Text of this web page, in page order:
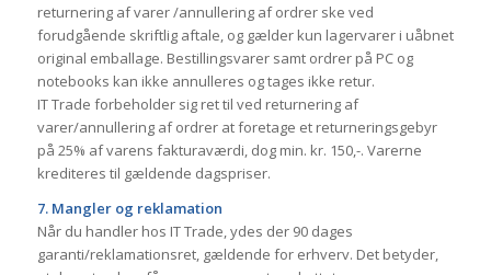
returnering af varer /annullering af ordrer ske ved
forudgående skriftlig aftale, og gælder kun lagervarer i uåbnet
original emballage. Bestillingsvarer samt ordrer på PC og
notebooks kan ikke annulleres og tages ikke retur.
IT Trade forbeholder sig ret til ved returnering af
varer/annullering af ordrer at foretage et returneringsgebyr
på 25% af varens fakturaværdi, dog min. kr. 150,-. Varerne
krediteres til gældende dagspriser.
7. Mangler og reklamation
Når du handler hos IT Trade, ydes der 90 dages
garanti/reklamationsret, gældende for erhverv. Det betyder,